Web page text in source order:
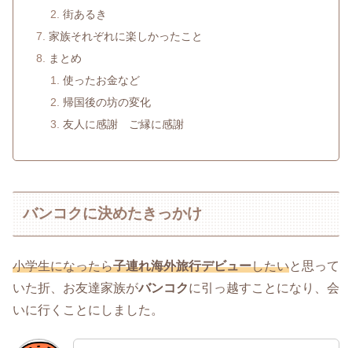
街あるき
家族それぞれに楽しかったこと
まとめ
使ったお金など
帰国後の坊の変化
友人に感謝 ご縁に感謝
バンコクに決めたきっかけ
小学生になったら子連れ海外旅行デビューしたいと思って
いた折、お友達家族がバンコクに引っ越すことになり、会
いに行くことにしました。